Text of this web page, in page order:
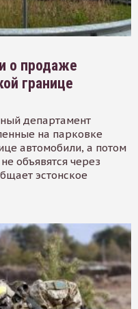
о продаже
границе
департамент
на парковке
автомобили, а потом
объявятся через
эстонское